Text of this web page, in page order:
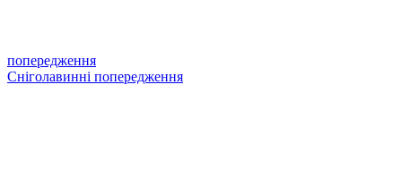
попередження
Сніголавинні попередження